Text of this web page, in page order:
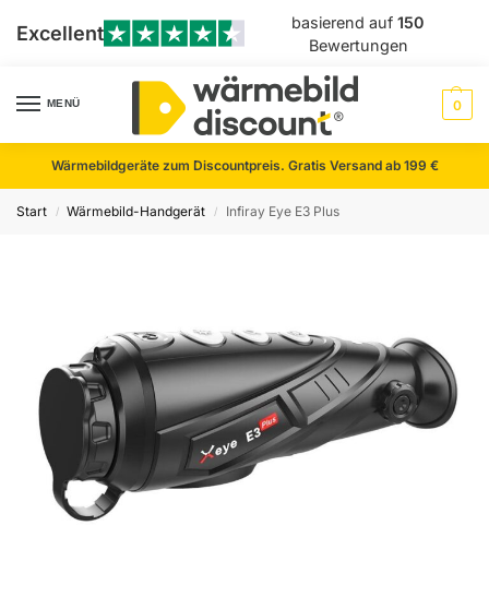
Excellent basierend auf150
Bewertungen
MENÜ 0
Wärmebildgeräte zum Discountpreis. Gratis Versand ab 199 €
Start / Wärmebild-Handgerät / Infiray Eye E3 Plus